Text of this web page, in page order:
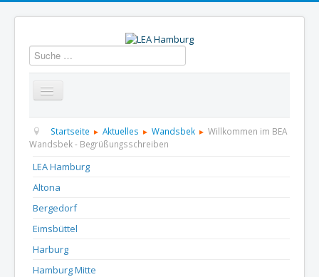
Suchen
Startseite Über uns Aktuelles Termine
Informationen
Kontakt
Startseite Aktuelles Wandsbek
Willkommen im BEA
Wandsbek - Begrüßungsschreiben
LEA Hamburg
Altona
Bergedorf
Eimsbüttel
Harburg
Hamburg Mitte